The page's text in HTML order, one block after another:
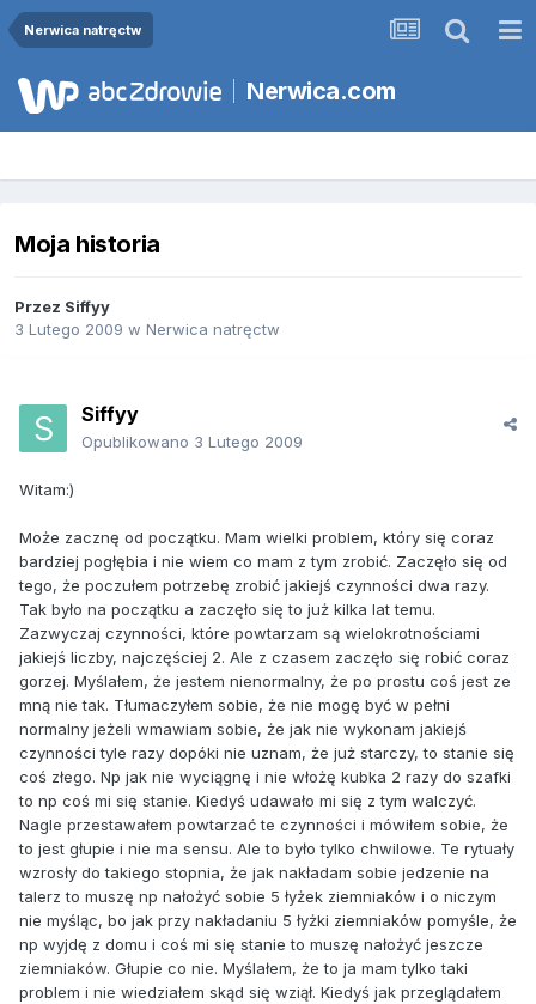
Nerwica natręctw
Nerwica.com
Moja historia
Przez Siffyy
3 Lutego 2009 w Nerwica natręctw
Siffyy
Opublikowano 3 Lutego 2009
Witam:)
Może zacznę od początku. Mam wielki problem, który się coraz
bardziej pogłębia i nie wiem co mam z tym zrobić. Zaczęło się od
tego, że poczułem potrzebę zrobić jakiejś czynności dwa razy.
Tak było na początku a zaczęło się to już kilka lat temu.
Zazwyczaj czynności, które powtarzam są wielokrotnościami
jakiejś liczby, najczęściej 2. Ale z czasem zaczęło się robić coraz
gorzej. Myślałem, że jestem nienormalny, że po prostu coś jest ze
mną nie tak. Tłumaczyłem sobie, że nie mogę być w pełni
normalny jeżeli wmawiam sobie, że jak nie wykonam jakiejś
czynności tyle razy dopóki nie uznam, że już starczy, to stanie się
coś złego. Np jak nie wyciągnę i nie włożę kubka 2 razy do szafki
to np coś mi się stanie. Kiedyś udawało mi się z tym walczyć.
Nagle przestawałem powtarzać te czynności i mówiłem sobie, że
to jest głupie i nie ma sensu. Ale to było tylko chwilowe. Te rytuały
wzrosły do takiego stopnia, że jak nakładam sobie jedzenie na
talerz to muszę np nałożyć sobie 5 łyżek ziemniaków i o niczym
nie myśląc, bo jak przy nakładaniu 5 łyżki ziemniaków pomyśle, że
np wyjdę z domu i coś mi się stanie to muszę nałożyć jeszcze
ziemniaków. Głupie co nie. Myślałem, że to ja mam tylko taki
problem i nie wiedziałem skąd się wziął. Kiedyś jak przeglądałem